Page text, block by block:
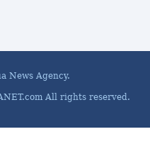
News Agency.
All rights reserved.